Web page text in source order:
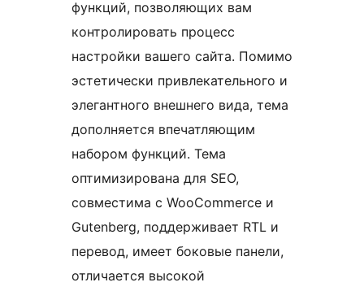
функций, позволяющих вам
контролировать процесс
настройки вашего сайта. Помимо
эстетически привлекательного и
элегантного внешнего вида, тема
дополняется впечатляющим
набором функций. Тема
оптимизирована для SEO,
совместима с WooCommerce и
Gutenberg, поддерживает RTL и
перевод, имеет боковые панели,
отличается высокой